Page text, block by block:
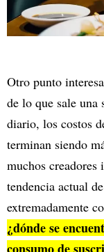
Otro punto
de lo que sale una
diario, los costos
terminan siendo
muchos creadores
tendencia actual
extremadamente
¿dónde se